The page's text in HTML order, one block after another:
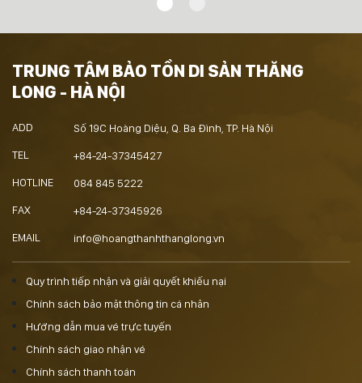
TRUNG TÂM BẢO TỒN DI SẢN THĂNG
LONG - HÀ NỘI
ADD Số 19C Hoàng Diệu, Q. Ba Đình, TP. Hà Nội
TEL +84-24-37345427
HOTLINE 084 845 5222
FAX +84-24-37345926
EMAIL info@hoangthanhthanglong.vn
Quy trình tiếp nhận và giải quyết khiếu nại
Chính sách bảo mật thông tin cá nhân
Hướng dẫn mua vé trực tuyến
Chính sách giao nhận vé
Chính sách thanh toán